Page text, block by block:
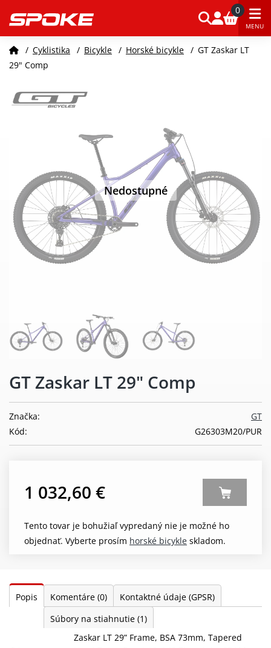
0
MENU
/ Cyklistika / Bicykle / Horské bicykle / GT Zaskar LT
29" Comp
Nedostupné
GT Zaskar LT 29" Comp
GT
Značka:
G26303M20/PUR
Kód:
1 032,60 €
Tento tovar je bohužiaľ vypredaný nie je možné ho
objednať. Vyberte prosím horské bicykle skladom.
Popis Komentáre (0)
Kontaktné údaje (GPSR)
Súbory na stiahnutie (1)
Zaskar LT 29” Frame, BSA 73mm, Tapered